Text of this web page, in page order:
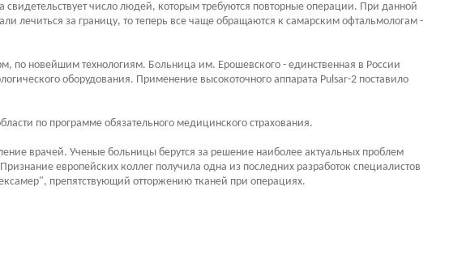
число людей, которым требуются повторные операции. При данной
лечиться за границу, то теперь все чаще обращаются к самарским офтальмологам -
по новейшим технологиям. Больница им. Ерошевского - единственная в России
оборудования. Применение высокоточного аппарата Pulsar-2 поставило
по программе обязательного медицинского страхования.
врачей. Ученые больницы берутся за решение наиболее актуальных проблем
европейских коллег получила одна из последних разработок специалистов
препятствующий отторжению тканей при операциях.